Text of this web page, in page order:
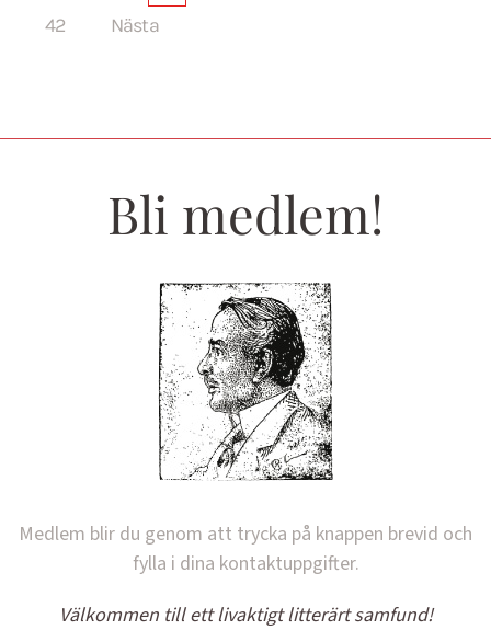
42
Nästa
Bli medlem!
Medlem blir du genom att trycka på knappen brevid och
fylla i dina kontaktuppgifter.
Välkommen till ett livaktigt litterärt samfund!